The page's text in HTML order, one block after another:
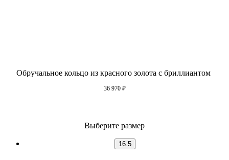
Обручальное кольцо из красного золота с бриллиантом
36 970 ₽
Выберите размер
16.5